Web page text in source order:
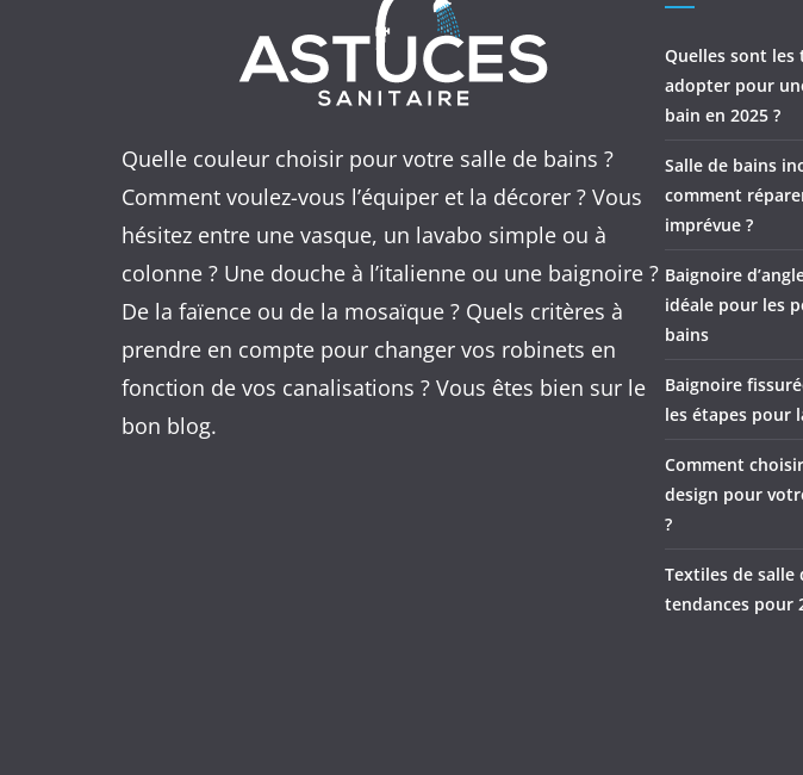
Quelle couleur choisir pour votre salle de bains ?
Comment voulez-vous l’équiper et la décorer ? Vous
hésitez entre une vasque, un lavabo simple ou à
colonne ? Une douche à l’italienne ou une baignoire ?
De la faïence ou de la mosaïque ? Quels critères à
prendre en compte pour changer vos robinets en
fonction de vos canalisations ? Vous êtes bien sur le
bon blog.
Quelles sont les
adopter pour
bain en 2025 ?
Salle de bains
comment
imprévue ?
Baignoire
idéale pour les
bains
Baignoire
les étapes pour
Comment
design pour
?
Textiles de salle
tendances pour